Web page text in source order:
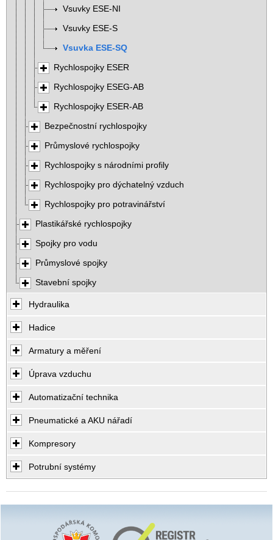
Vsuvky ESE-NI
Vsuvky ESE-S
Vsuvka ESE-SQ
Rychlospojky ESER
Rychlospojky ESEG-AB
Rychlospojky ESER-AB
Bezpečnostní rychlospojky
Průmyslové rychlospojky
Rychlospojky s národními profily
Rychlospojky pro dýchatelný vzduch
Rychlospojky pro potravinářství
Plastikářské rychlospojky
Spojky pro vodu
Průmyslové spojky
Stavební spojky
Hydraulika
Hadice
Armatury a měření
Úprava vzduchu
Automatizační technika
Pneumatické a AKU nářadí
Kompresory
Potrubní systémy